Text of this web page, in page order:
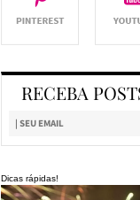
RECEBA
Dicas rápidas!